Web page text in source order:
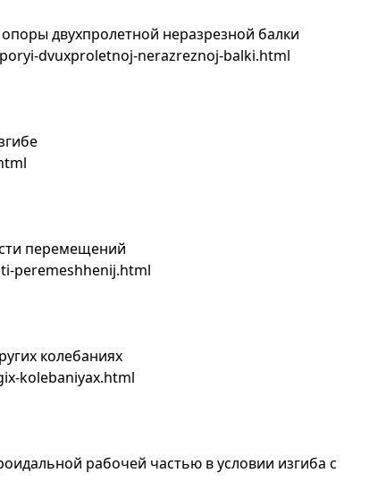
двухпролетной неразрезной балки
dvuxproletnoj-nerazreznoj-balki.html
перемещений
peremeshhenij.html
колебаниях
kolebaniyax.html
рабочей частью в условии изгиба с